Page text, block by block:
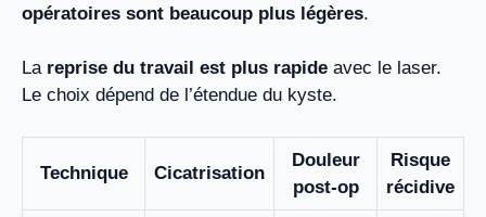
opératoires sont beaucoup plus légères.
La reprise du travail est plus rapide avec le laser.
Le choix dépend de l’étendue du kyste.
Technique Cicatrisation
Douleur
post-op
Risque
récidive